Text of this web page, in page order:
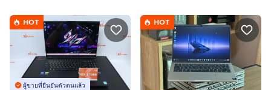
HOT
ผู้ขายที่ยืนยันตัวตนแล้ว
HOT